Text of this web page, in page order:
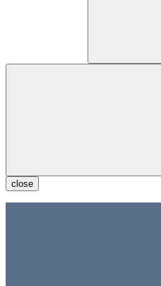
close